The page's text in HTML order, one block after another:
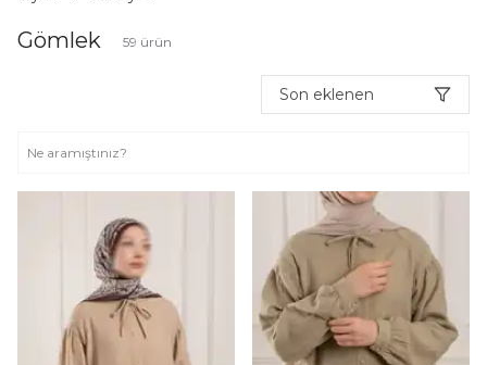
Gömlek 59 ürün
Son eklenen